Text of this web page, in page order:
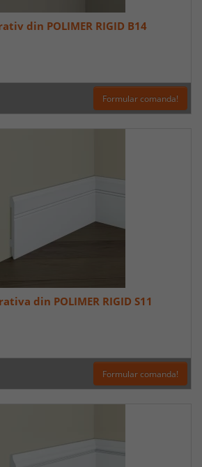
din POLIMER RIGID B14
Formular comanda!
din POLIMER RIGID S11
Formular comanda!